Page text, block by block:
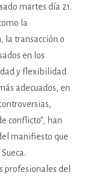
martes día 21.
la
la transacción o
en los
y flexibilidad
adecuados, en
conflicto”, han
manifiesto que
profesionales del